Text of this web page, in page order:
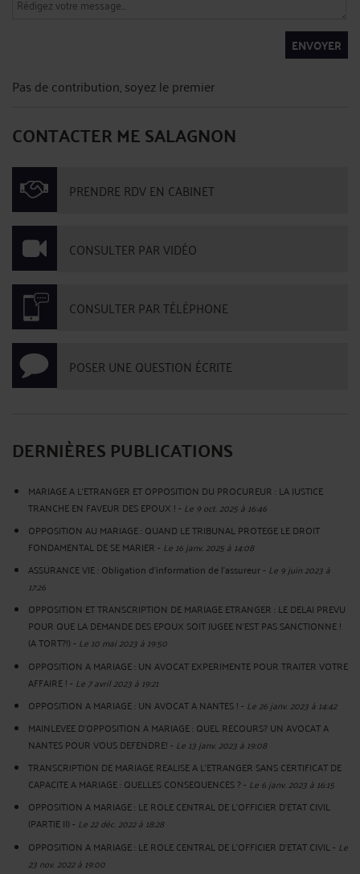
ENVOYER
Pas de contribution, soyez le premier
CONTACTER ME SALAGNON
PRENDRE RDV EN CABINET
CONSULTER PAR VIDÉO
CONSULTER PAR TÉLÉPHONE
POSER UNE QUESTION ÉCRITE
DERNIÈRES PUBLICATIONS
MARIAGE A L’ETRANGER ET OPPOSITION DU PROCUREUR : LA JUSTICE
TRANCHE EN FAVEUR DES EPOUX !- Le 9 oct. 2025 à 16:46
OPPOSITION AU MARIAGE : QUAND LE TRIBUNAL PROTEGE LE DROIT
FONDAMENTAL DE SE MARIER- Le 16 janv. 2025 à 14:08
ASSURANCE VIE : Obligation d'information de l'assureur- Le 9 juin 2023 à
17:26
OPPOSITION ET TRANSCRIPTION DE MARIAGE ETRANGER : LE DELAI PREVU
POUR QUE LA DEMANDE DES EPOUX SOIT JUGEE N’EST PAS SANCTIONNE !
(A TORT?!)- Le 10 mai 2023 à 19:50
OPPOSITION A MARIAGE : UN AVOCAT EXPERIMENTE POUR TRAITER VOTRE
AFFAIRE !- Le 7 avril 2023 à 19:21
OPPOSITION A MARIAGE : UN AVOCAT A NANTES !- Le 26 janv. 2023 à 14:42
MAINLEVEE D'OPPOSITION A MARIAGE : QUEL RECOURS? UN AVOCAT A
NANTES POUR VOUS DEFENDRE!- Le 13 janv. 2023 à 19:08
TRANSCRIPTION DE MARIAGE REALISE A L'ETRANGER SANS CERTIFICAT DE
CAPACITE A MARIAGE : QUELLES CONSEQUENCES ?- Le 6 janv. 2023 à 16:15
OPPOSITION A MARIAGE : LE ROLE CENTRAL DE L'OFFICIER D'ETAT CIVIL
(PARTIE II)- Le 22 déc. 2022 à 18:28
OPPOSITION A MARIAGE : LE ROLE CENTRAL DE L'OFFICIER D'ETAT CIVIL- Le
23 nov. 2022 à 19:00